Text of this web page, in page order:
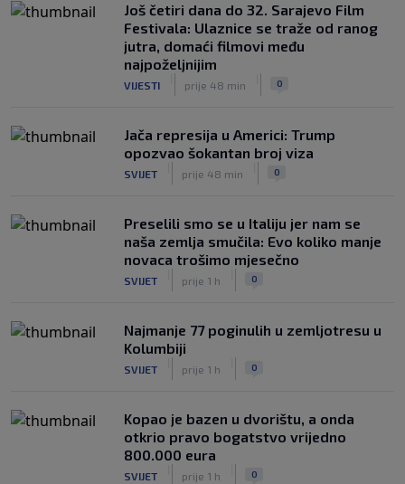
Još četiri dana do 32. Sarajevo Film
Festivala: Ulaznice se traže od ranog
jutra, domaći filmovi među
najpoželjnijim
VIJESTI prije 48 min 0
Jača represija u Americi: Trump
opozvao šokantan broj viza
SVIJET prije 48 min 0
Preselili smo se u Italiju jer nam se
naša zemlja smučila: Evo koliko manje
novaca trošimo mjesečno
SVIJET prije 1 h 0
Najmanje 77 poginulih u zemljotresu u
Kolumbiji
SVIJET prije 1 h 0
Kopao je bazen u dvorištu, a onda
otkrio pravo bogatstvo vrijedno
800.000 eura
SVIJET prije 1 h 0